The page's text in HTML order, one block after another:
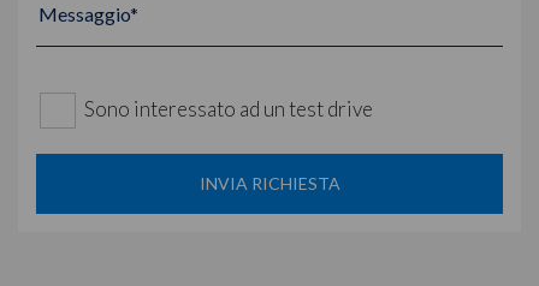
Messaggio*
Sono interessato ad un test drive
INVIA RICHIESTA